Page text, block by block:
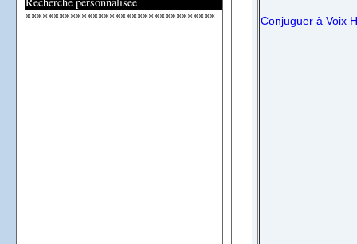
**********************************
Conjuguer à Voix